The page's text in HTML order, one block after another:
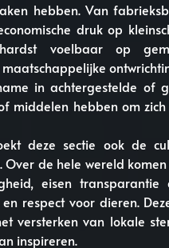
hebben. Van
druk op
voelbaar op
in achtergestelde of
middelen hebben om
deze sectie ook de
de hele wereld
eisen transparantie
respect voor dieren.
versterken van lokale
inspireren.